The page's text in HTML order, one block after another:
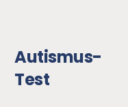
Autismus-
Test